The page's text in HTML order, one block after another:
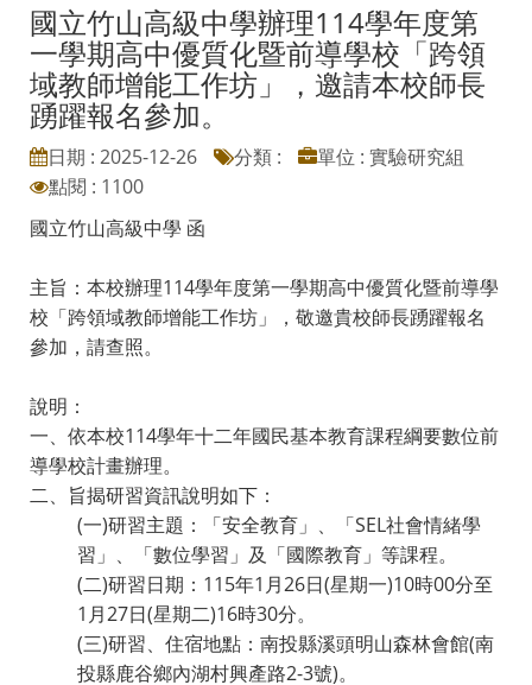
國立竹山高級中學辦理114學年度第
一學期高中優質化暨前導學校「跨領
域教師增能工作坊」，邀請本校師長
踴躍報名參加。
日期 : 2025-12-26 分類 :
單位 : 實驗研究組
點閱 : 1100
國立竹山高級中學 函
主旨：本校辦理114學年度第一學期高中優質化暨前導學
校「跨領域教師增能工作坊」，敬邀貴校師長踴躍報名
參加，請查照。
說明：
一、依本校114學年十二年國民基本教育課程綱要數位前
導學校計畫辦理。
二、旨揭研習資訊說明如下：
(一)研習主題：「安全教育」、「SEL社會情緒學
習」、「數位學習」及「國際教育」等課程。
(二)研習日期：115年1月26日(星期一)10時00分至
1月27日(星期二)16時30分。
(三)研習、住宿地點：南投縣溪頭明山森林會館(南
投縣鹿谷鄉內湖村興產路2-3號)。